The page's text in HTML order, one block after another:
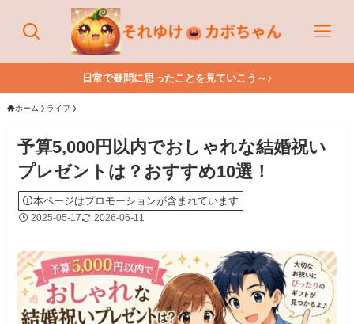
日常で疑問に思ったことを見ていこう～♪
ホーム ライフ
予算5,000円以内でおしゃれな結婚祝い
プレゼントは？おすすめ10選！
本ページはプロモーションが含まれています
2025-05-17 2026-06-11